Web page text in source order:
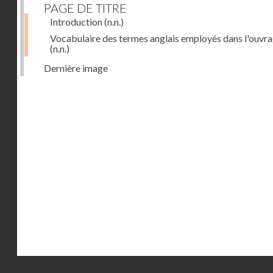
PAGE DE TITRE
Introduction(n.n.)
Vocabulaire des termes anglais employés dans
(n.n.)
Dernière image